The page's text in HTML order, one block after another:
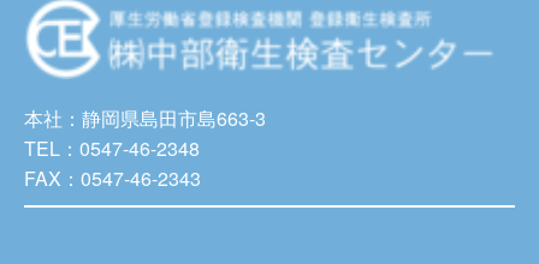
本社：静岡県島田市島663-3
TEL：0547-46-2348
FAX：0547-46-2343